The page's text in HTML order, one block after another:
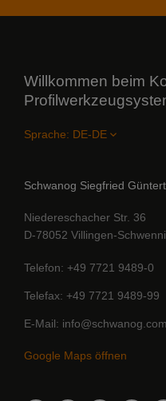
Willkommen beim
Sprache:
Schwanog Siegfried
Niedereschacher Str. 36
D-78052 Villingen-
Telefon +49 7721 9489-0
Telefax +49 7721 9489-99
E-Mail info@schwanog.com
Google Maps öffnen